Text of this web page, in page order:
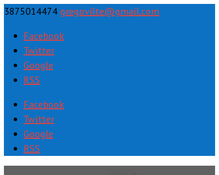
3875014474 gregovilte@gmail.com
Facebook
Twitter
Google
RSS
Facebook
Twitter
Google
RSS